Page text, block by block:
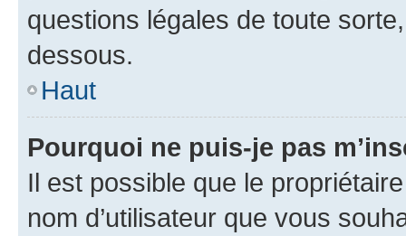
questions légales de toute
dessous.
Haut
Pourquoi ne puis-je pas
Il est possible que le
nom d’utilisateur que vous